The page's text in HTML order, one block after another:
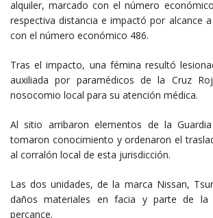
alquiler, marcado con el número
respectiva distancia e impactó por alcance
con el número económico 486.
Tras el impacto, una fémina resultó
auxiliada por paramédicos de la Cruz
nosocomio local para su atención médica.
Al sitio arribaron elementos de la
tomaron conocimiento y ordenaron el
al corralón local de esta jurisdicción.
Las dos unidades, de la marca Nissan,
daños materiales en facia y parte de la
percance.